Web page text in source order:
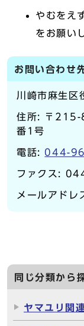
やむをえ
をお願い
お問い合わせ
川崎市麻生区
住所: 〒215-
番1号
電話: 044-
ファクス:
メールアド
同じ分類から
ヤマユリ関